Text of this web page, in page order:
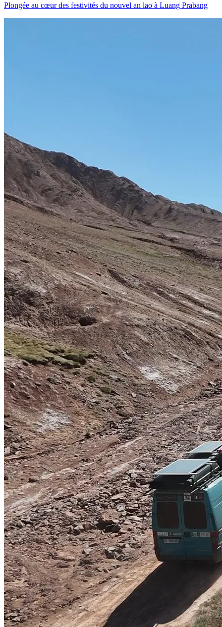
Plongée au cœur des festivités du nouvel an lao à Luang Prabang